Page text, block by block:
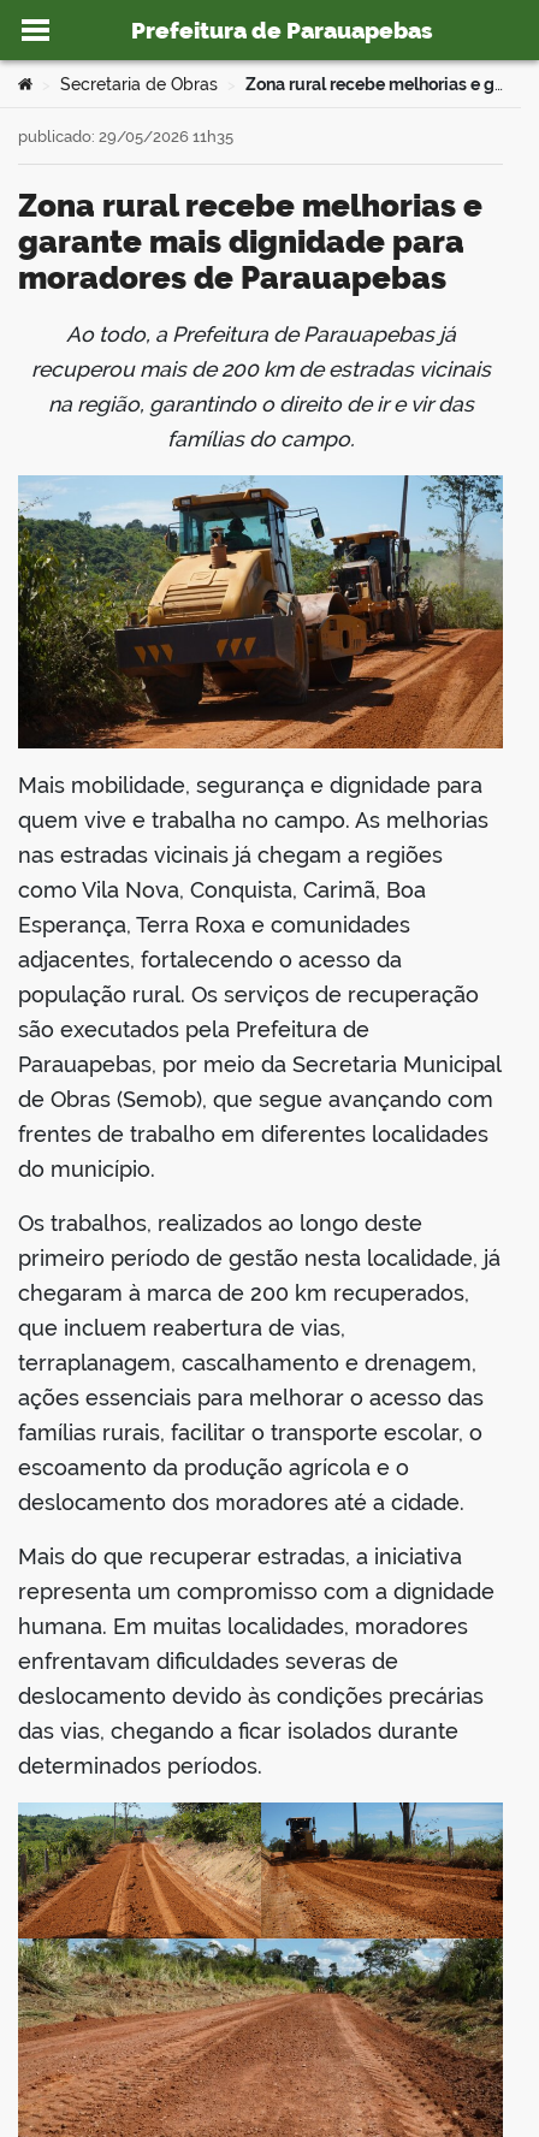
Ir para o conteúdo
Prefeitura de Parauapebas
portal
Você está aqui:
Secretaria de Obras Zona rural recebe melhorias e garante mais dignidade para moradores de Parauapebas
Zona rural recebe melhorias e
garante mais dignidade para
moradores de Parauapebas
publicado: 29/05/2026 11h35
Ao todo, a Prefeitura de Parauapebas já
recuperou mais de 200 km de estradas vicinais
na região, garantindo o direito de ir e vir das
famílias do campo.
Mais mobilidade, segurança e dignidade para
quem vive e trabalha no campo. As melhorias
nas estradas vicinais já chegam a regiões
como Vila Nova, Conquista, Carimã, Boa
Esperança, Terra Roxa e comunidades
adjacentes, fortalecendo o acesso da
população rural. Os serviços de recuperação
são executados pela Prefeitura de
Parauapebas, por meio da Secretaria Municipal
de Obras (Semob), que segue avançando com
frentes de trabalho em diferentes localidades
do município.
Os trabalhos, realizados ao longo deste
primeiro período de gestão nesta localidade, já
chegaram à marca de 200 km recuperados,
que incluem reabertura de vias,
terraplanagem, cascalhamento e drenagem,
ações essenciais para melhorar o acesso das
famílias rurais, facilitar o transporte escolar, o
escoamento da produção agrícola e o
deslocamento dos moradores até a cidade.
Mais do que recuperar estradas, a iniciativa
representa um compromisso com a dignidade
humana. Em muitas localidades, moradores
enfrentavam dificuldades severas de
deslocamento devido às condições precárias
das vias, chegando a ficar isolados durante
determinados períodos.